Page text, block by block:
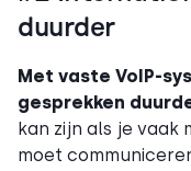
duurder
Met vaste VoIP-
gesprekken
kan zijn als je vaak
moet